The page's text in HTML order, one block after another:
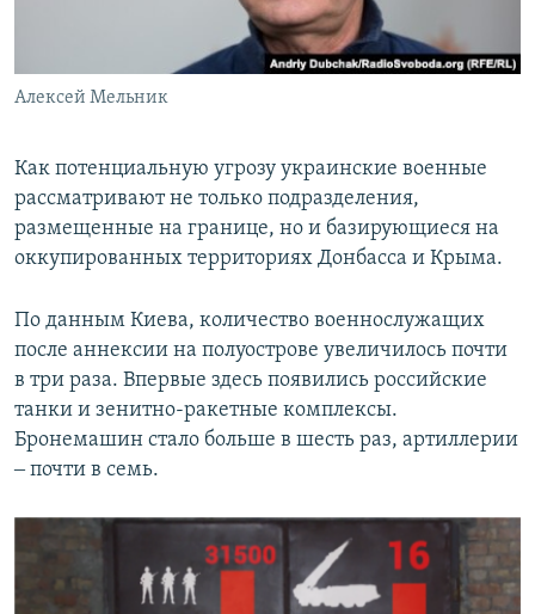
Алексей Мельник
Как потенциальную угрозу украинские военные
рассматривают не только подразделения,
размещенные на границе, но и базирующиеся на
оккупированных территориях Донбасса и Крыма.
По данным Киева, количество военнослужащих
после аннексии на полуострове увеличилось почти
в три раза. Впервые здесь появились российские
танки и зенитно-ракетные комплексы.
Бронемашин стало больше в шесть раз, артиллерии
‒ почти в семь.